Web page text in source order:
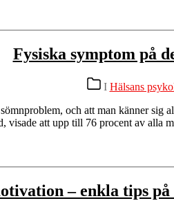
Fysiska symptom på
Kategorier
I Hälsans
och att man känner
visade att upp till 76 procent av alla
– enkla tips